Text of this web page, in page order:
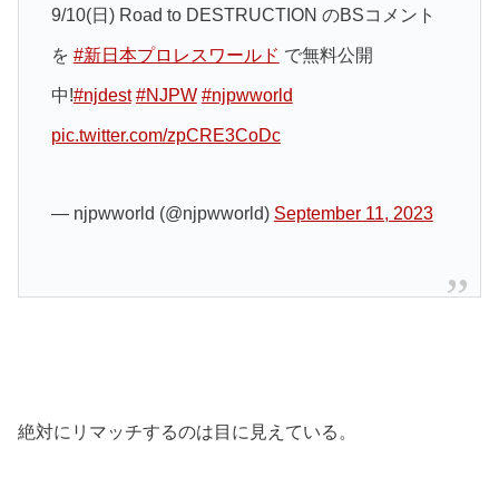
9/10(日) Road to DESTRUCTION のBSコメント
を #新日本プロレスワールド で無料公開
中!#njdest #NJPW #njpwworld
pic.twitter.com/zpCRE3CoDc
— njpwworld (@njpwworld) September 11, 2023
絶対にリマッチするのは目に見えている。